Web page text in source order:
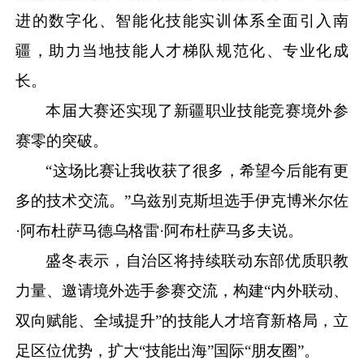
进的数字化、智能化技能实训体系全面引入南
疆，助力当地技能人才梯队规范化、专业化成
长。
本届大赛还实现了新疆职业技能竞赛境外参
赛零的突破。
“这场比赛让我收获了很多，希望今后能有更
多的技术交流。”乌兹别克斯坦选手伊克博米尔佐
·阿布杜萨马德乌格雷·阿布杜萨马多夫说。
盛冬表示，自治区将持续联动东部优质职教
力量、邀请境外选手参赛交流，构建“内外联动、
双向赋能、全域提升”的技能人才培育新格局，立
足区位优势，扩大“技能出海”国际“朋友圈”。